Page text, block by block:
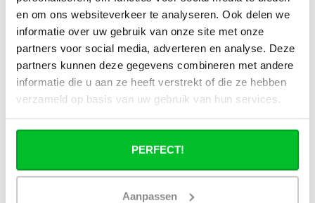
en om ons websiteverkeer te analyseren. Ook delen we
informatie over uw gebruik van onze site met onze
partners voor social media, adverteren en analyse. Deze
partners kunnen deze gegevens combineren met andere
informatie die u aan ze heeft verstrekt of die ze hebben
verzameld op basis van uw gebruik van hun services.
PERFECT!
Aanpassen